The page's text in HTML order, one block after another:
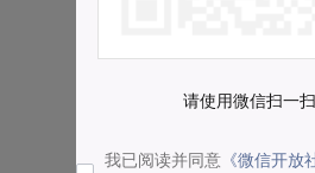
请使用微信扫一
我已阅读并同意 《微信开